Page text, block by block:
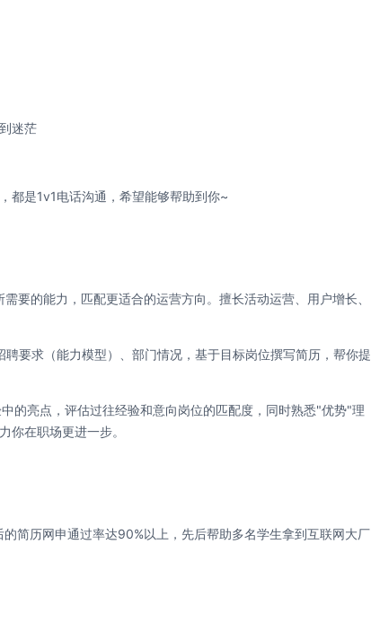
迷茫
都是1v1电话沟通，希望能够帮助到你~
要的能力，匹配更适合的运营方向。擅长活动运营、用户增长、
要求（能力模型）、部门情况，基于目标岗位撰写简历，帮你提
的亮点，评估过往经验和意向岗位的匹配度，同时熟悉"优势"理
你在职场更进一步。
简历网申通过率达90%以上，先后帮助多名学生拿到互联网大厂